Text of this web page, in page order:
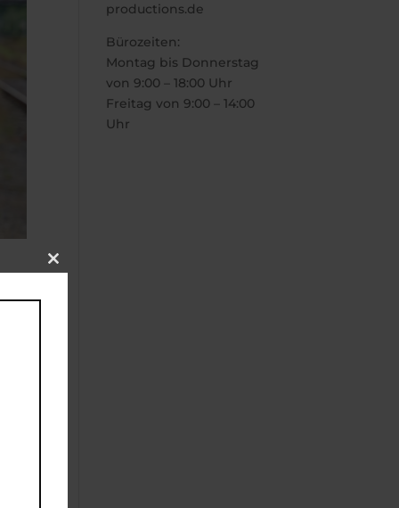
productions.de
Bürozeiten:
Montag bis Donnerstag
von 9:00 – 18:00 Uhr
Freitag von 9:00 – 14:00
Uhr
Close